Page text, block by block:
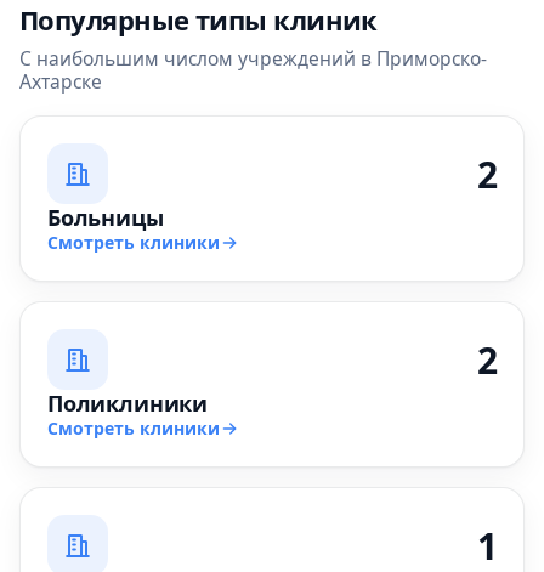
Популярные типы клиник
С наибольшим числом учреждений в Приморско-
Ахтарске
2
Больницы
Смотреть клиники
2
Поликлиники
Смотреть клиники
1